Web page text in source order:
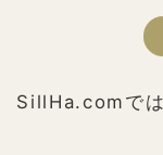
SillHa.comで